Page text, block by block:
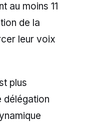
au moins 11
de la
leur voix
plus
délégation